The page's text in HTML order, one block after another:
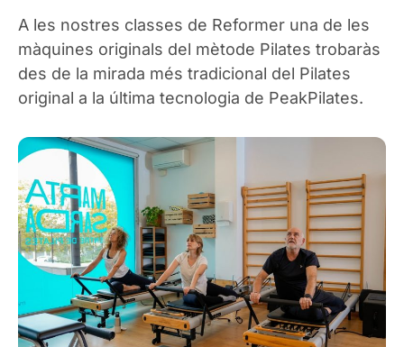
A les nostres classes de Reformer una de les
màquines originals del mètode Pilates trobaràs
des de la mirada més tradicional del Pilates
original a la última tecnologia de PeakPilates.